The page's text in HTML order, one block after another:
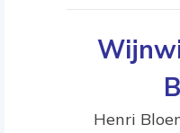
Henri